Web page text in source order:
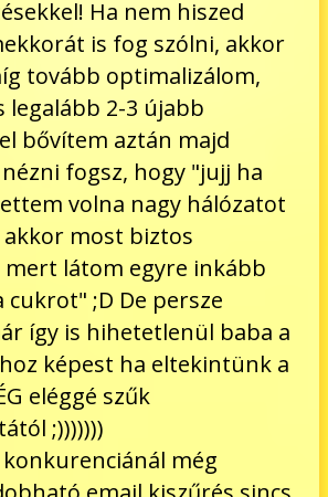
Ha nem hiszed
is fog szólni, akkor
tovább optimalizálom,
legalább 2-3 újabb
bővítem aztán majd
fogsz, hogy "jujj ha
volna nagy hálózatot
most biztos
látom egyre inkább
cukrot" ;D De persze
így is hihetetlenül baba a
képest ha eltekintünk a
eléggé szűk
;)))))))
még